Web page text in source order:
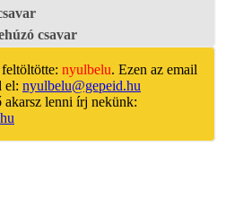
csavar
nyulbelu. Ezen az email
el: nyulbelu@gepeid.hu
akarsz lenni írj nekünk: